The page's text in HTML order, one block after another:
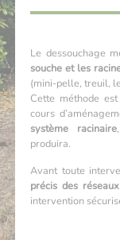
Le dessouchage
souche et les
(mini-pelle, treuil,
Cette méthode
cours
système racinaire
produira.
Avant toute
précis des
intervention